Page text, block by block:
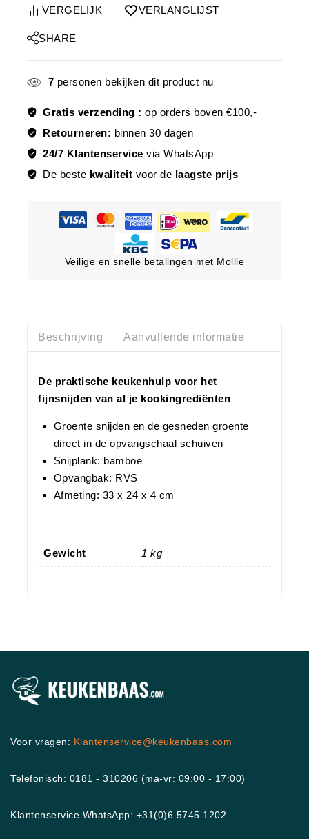
VERGELIJK VERLANGLIJST
SHARE
7 personen bekijken dit product nu
Gratis verzending :op orders boven €100,-
Retourneren: binnen 30 dagen
24/7 Klantenservice via WhatsApp
De beste kwaliteit voor de laagste prijs
Veilige en snelle betalingen met Mollie
Beschrijving Aanvullende informatie
De praktische keukenhulp voor het
fijnsnijden van al je kookingrediënten
Groente snijden en de gesneden groente
direct in de opvangschaal schuiven
Snijplank: bamboe
Opvangbak: RVS
Afmeting: 33 x 24 x 4 cm
Gewicht 1 kg
Voor vragen: Klantenservice@keukenbaas.com
Telefonisch: 0181 - 310206 (ma-vr: 09:00 - 17:00)
Klantenservice WhatsApp: +31(0)6 5745 1202